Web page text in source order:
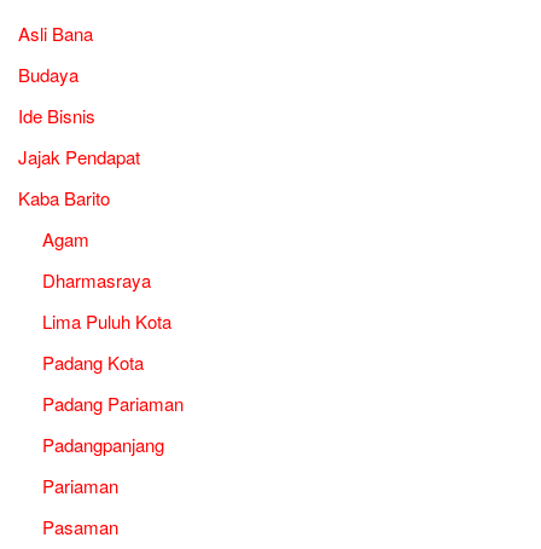
Asli Bana
Budaya
Ide Bisnis
Jajak Pendapat
Kaba Barito
Agam
Dharmasraya
Lima Puluh Kota
Padang Kota
Padang Pariaman
Padangpanjang
Pariaman
Pasaman